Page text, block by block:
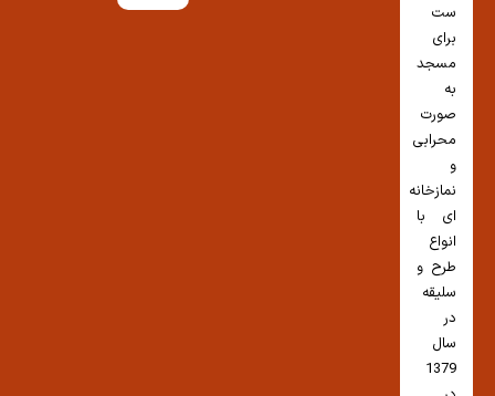
ست
برای
مسجد
به
صورت
محرابی
و
نمازخانه
ای با
انواع
طرح و
سلیقه
در
سال
1379